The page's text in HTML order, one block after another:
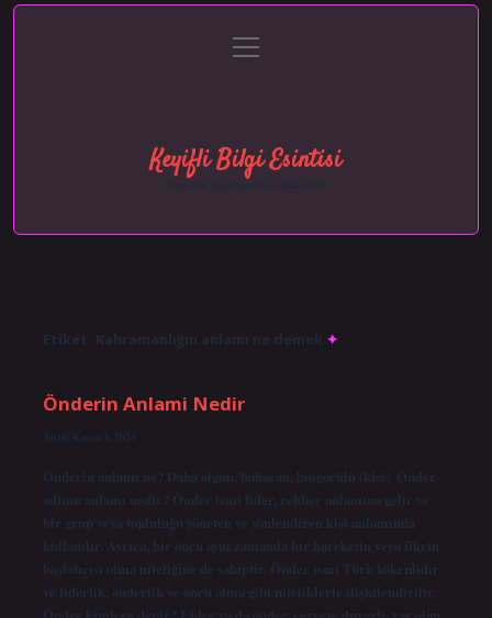
Gizlilik Politikası
menüyü
aç
Keyifli Bilgi Esintisi
Hayatına neşe katan kısa hikayeler!
Etiket: Kahramanlığın anlamı ne demek
Önderin Anlami Nedir
Tarih: Kasım 1, 2024
Önderin anlamı ne? Daha olgun, babacan, hoşgörülü (kişi). Önder
adının anlamı nedir? Önder ismi lider, rehber anlamına gelir ve
bir grup veya topluluğu yöneten ve yönlendiren kişi anlamında
kullanılır. Ayrıca, bir öncü aynı zamanda bir hareketin veya fikrin
başlatıcısı olma niteliğine de sahiptir. Önder ismi Türk kökenlidir
ve liderlik, önderlik ve öncü olma gibi niteliklerle ilişkilendirilir.